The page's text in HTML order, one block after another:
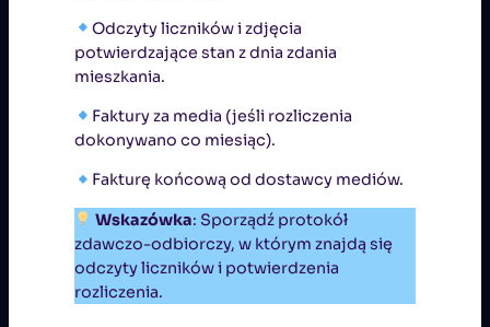
Odczyty liczników i zdjęcia
potwierdzające stan z dnia zdania
mieszkania.
Faktury za media (jeśli rozliczenia
dokonywano co miesiąc).
Fakturę końcową od dostawcy mediów.
Wskazówka: Sporządź protokół
zdawczo-odbiorczy, w którym znajdą się
odczyty liczników i potwierdzenia
rozliczenia.